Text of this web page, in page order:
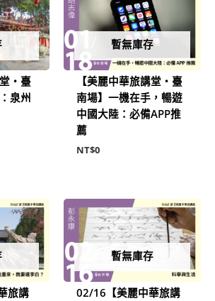
堂‧臺
泉州
暫無庫存
【美麗中華旅講堂‧臺
南場】一機在手，暢遊
中國大陸：必備APP推
薦
NT$0
旅講
暫無庫存
02/16【美麗中華旅講